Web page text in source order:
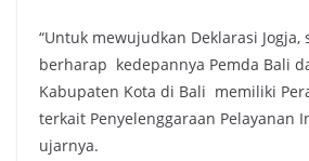
“Untuk mewujudkan Deklarasi Jogja,
berharap kedepannya Pemda Bali
Kabupaten Kota di Bali memiliki
terkait Penyelenggaraan Pelayanan
ujarnya.